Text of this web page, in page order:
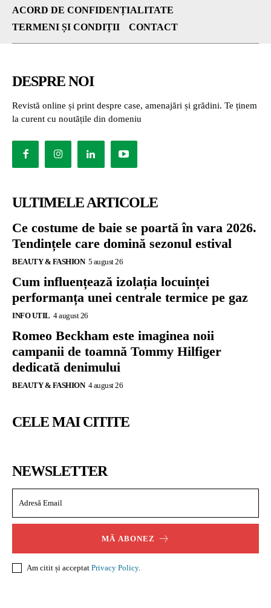
ACORD DE CONFIDENȚIALITATE
TERMENI ȘI CONDIȚII
CONTACT
DESPRE NOI
Revistă online și print despre case, amenajări și grădini. Te ținem
la curent cu noutățile din domeniu
ULTIMELE ARTICOLE
Ce costume de baie se poartă în vara 2026.
Tendințele care domină sezonul estival
BEAUTY & FASHION 5 august 26
Cum influențează izolația locuinței
performanța unei centrale termice pe gaz
INFO UTIL 4 august 26
Romeo Beckham este imaginea noii
campanii de toamnă Tommy Hilfiger
dedicată denimului
BEAUTY & FASHION 4 august 26
CELE MAI CITITE
NEWSLETTER
MĂ ABONEZ
Am citit și acceptat Privacy Policy.